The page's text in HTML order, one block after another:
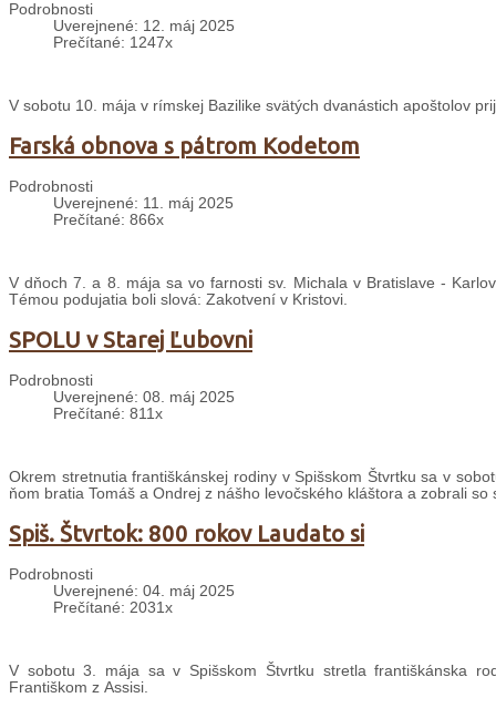
Podrobnosti
Uverejnené: 12. máj 2025
Prečítané: 1247x
V sobotu 10. mája v rímskej Bazilike svätých dvanástich apoštolov
Farská obnova s pátrom Kodetom
Podrobnosti
Uverejnené: 11. máj 2025
Prečítané: 866x
V dňoch 7. a 8. mája sa vo farnosti sv. Michala v Bratislave -
Témou podujatia boli slová: Zakotvení v Kristovi.
SPOLU v Starej Ľubovni
Podrobnosti
Uverejnené: 08. máj 2025
Prečítané: 811x
Okrem stretnutia františkánskej rodiny v Spišskom Štvrtku sa v
ňom bratia Tomáš a Ondrej z nášho levočského kláštora a zobrali
Spiš. Štvrtok: 800 rokov Laudato si
Podrobnosti
Uverejnené: 04. máj 2025
Prečítané: 2031x
V sobotu 3. mája sa v Spišskom Štvrtku stretla františkánska
Františkom z Assisi.